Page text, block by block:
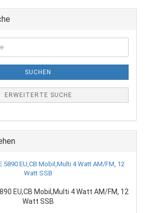
SUCHEN
ERWEITERTE SUCHE
EU,CB Mobil,Multi 4 Watt AM/FM, 12
Watt SSB